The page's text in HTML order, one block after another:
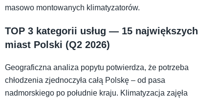
masowo montowanych klimatyzatorów.
TOP 3 kategorii usług — 15 największych
miast Polski (Q2 2026)
Geograficzna analiza popytu potwierdza, że potrzeba
chłodzenia zjednoczyła całą Polskę – od pasa
nadmorskiego po południe kraju. Klimatyzacja zajęła